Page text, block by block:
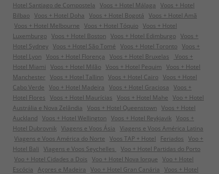
Hotel Santiago de Compostela Voos + Hotel Málaga Voos + Hotel
Bilbao Voos + Hotel Doha Voos + Hotel Bogotá Voos + Hotel Amã
Voos + Hotel Melbourne Voos + Hotel Tóquio Voos + Hotel
Luxemburgo Voos + Hotel Boston Voos + Hotel Edimburgo Voos +
Hotel Sydney Voos + Hotel São Tomé Voos + Hotel Toronto Voos +
Hotel Lyon Voos + Hotel Florença Voos + Hotel Bruxelas
Voos +
Hotel Miami Voos + Hotel Milão Voos + Hotel Pequim Voos + Hotel
Manchester Voos + Hotel Tallinn Voos + Hotel Cairo Voos + Hotel
Cabo Verde Voo + Hotel Madeira Voos + Hotel Graciosa Voos +
Hotel Flores Voos + Hotel Maurícias Voos + Hotel Mahe Voo + Hotel
Austrália e Nova Zelândia Voos + Hotel Queenstown Voos + Hotel
Auckland Voos + Hotel Wellington Voos + Hotel Reykjavik Voos +
Hotel Dubrovnik Viagens e Voos Ásia Viagens e Voos América Latina
Viagens e Voos América do Norte Voos TAP + Hotel Feriados Voo +
Hotel Bali Viagens e Voos Seychelles
Voo + Hotel Partidas do Porto
Voo + Hotel Cidades a Dois Voo + Hotel Nova Iorque Voo + Hotel
Escócia Açores e Madeira Voo + Hotel Gran Canária Voos + Hotel